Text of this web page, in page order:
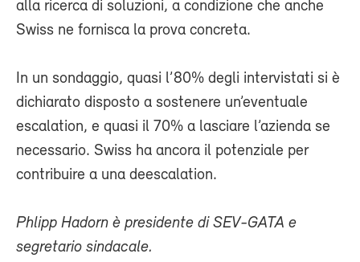
alla ricerca di soluzioni, a condizione che anche
Swiss ne fornisca la prova concreta.
In un sondaggio, quasi l’80% degli intervistati si è
dichiarato disposto a sostenere un’eventuale
escalation, e quasi il 70% a lasciare l’azienda se
necessario. Swiss ha ancora il potenziale per
contribuire a una deescalation.
Phlipp Hadorn è presidente di SEV-GATA e
segretario sindacale.